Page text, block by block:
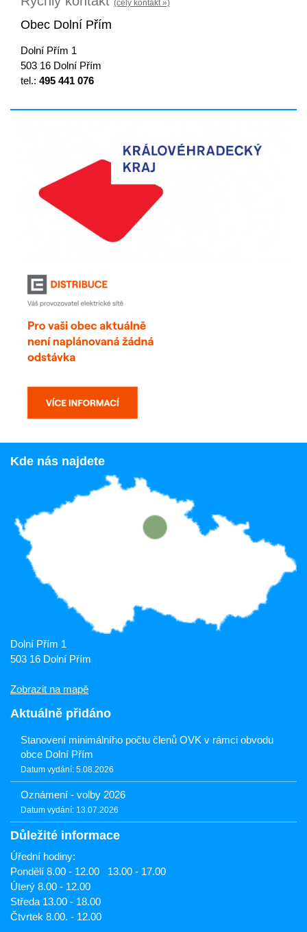
(celý kontakt »)
Obec Dolní Přím
Dolní Přím 1
503 16 Dolní Přím
tel.: 495 441 076
Kde nás najdete
Dolní Přím 1
503 16 Dolní Přím
Zobrazit na mapě
Aktuálně přidáno
Stanovení minimálního počtu členů OVK v rámci obvodu
obce Dolní Přím
Datum vydání: 5.08.2026
Oznámení - volby 2026
Datum vydání: 13.07.2026
Důležité informace
Úřední hodiny:
Pondělí 8.00 - 12.00 13.00 - 17.00
Úterý 8.00 - 12.00
Středa 13.00 - 18.00
Čtvrtek 8.00. - 12.00